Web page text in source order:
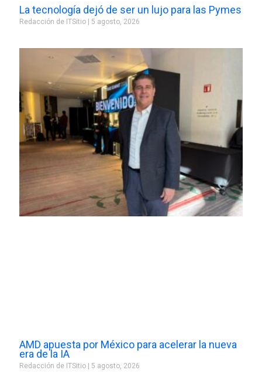
La tecnología dejó de ser un lujo para las Pymes
Redacción de ITSitio 5 agosto, 2026
AMD apuesta por México para acelerar la nueva
era de la IA
Redacción de ITSitio 5 agosto, 2026